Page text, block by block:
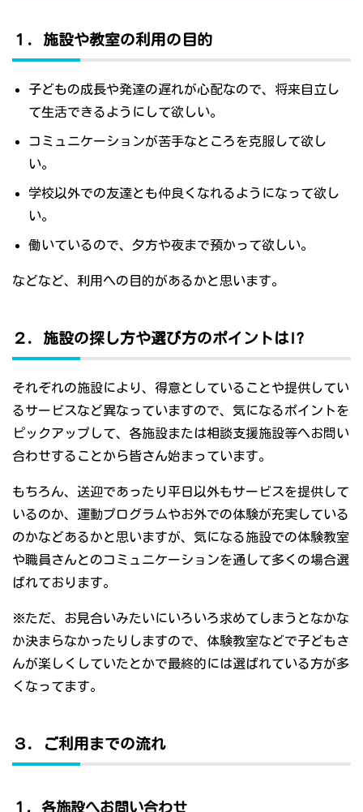
１．施設や教室の利用の目的
子どもの成長や発達の遅れが心配なので、将来自立し
て生活できるようにして欲しい。
コミュニケーションが苦手なところを克服して欲し
い。
学校以外での友達とも仲良くなれるようになって欲し
い。
働いているので、夕方や夜まで預かって欲しい。
などなど、利用への目的があるかと思います。
２．施設の探し方や選び方のポイントは!?
それぞれの施設により、得意としていることや提供してい
るサービスなど異なっていますので、気になるポイントを
ピックアップして、各施設または相談支援施設等へお問い
合わせすることから皆さん始まっています。
もちろん、送迎であったり平日以外もサービスを提供して
いるのか、運動プログラムやお外での体験が充実している
のかなどあるかと思いますが、気になる施設での体験教室
や職員さんとのコミュニケーションを通して多くの場合選
ばれております。
※ただ、お見合いみたいにいろいろ求めてしまうとなかな
か決まらなかったりしますので、体験教室などで子どもさ
んが楽しくしていたとかで最終的には選ばれている方が多
くなってます。
３．ご利用までの流れ
１．各施設へお問い合わせ